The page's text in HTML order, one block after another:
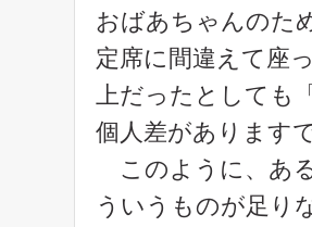
おばあちゃんのた
定席に間違えて座
上だったとしても
個人差があります
このように、あ
ういうものが足り